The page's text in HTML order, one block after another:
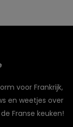
voor Frankrijk,
en weetjes over
Franse keuken!